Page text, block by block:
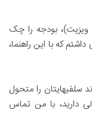
ویزیت)، بودجه را چک
که با این راهنما،
سلفیهایتان را متحول
دارید، با من تماس